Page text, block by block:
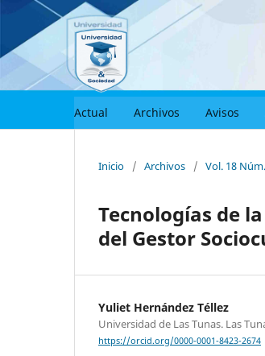
Actual Archivos Avisos
Inicio / Archivos / Vol. 18
Tecnologías de
del Gestor
Yuliet Hernández Téllez
Universidad de Las Tunas. Las
https://orcid.org/0000-0001-8423-2674